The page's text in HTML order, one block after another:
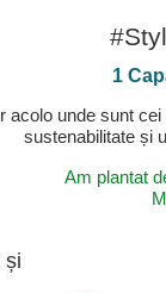
1
unde sunt
sustenabilitate și
Am plantat
și